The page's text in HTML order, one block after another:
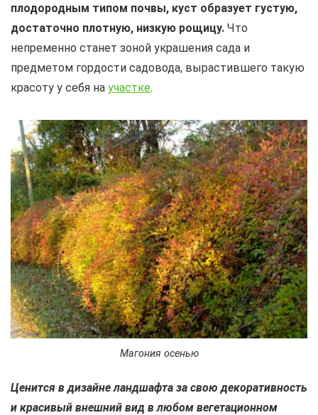
плодородным типом почвы, куст образует густую,
достаточно плотную, низкую рощицу. Что
непременно станет зоной украшения сада и
предметом гордости садовода, вырастившего такую
красоту у себя на участке.
Магония осенью
Ценится в дизайне ландшафта за свою декоративность
и красивый внешний вид в любом вегетационном